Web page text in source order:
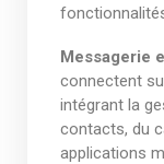
Messagerie
connectent
intégrant la
contacts, du
applications